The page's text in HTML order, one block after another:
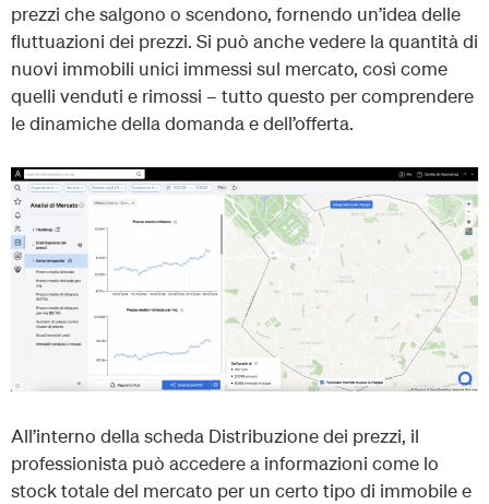
prezzi che salgono o scendono, fornendo un’idea delle
fluttuazioni dei prezzi. Si può anche vedere la quantità di
nuovi immobili unici immessi sul mercato, così come
quelli venduti e rimossi – tutto questo per comprendere
le dinamiche della domanda e dell’offerta.
All’interno della scheda Distribuzione dei prezzi, il
professionista può accedere a informazioni come lo
stock totale del mercato per un certo tipo di immobile e